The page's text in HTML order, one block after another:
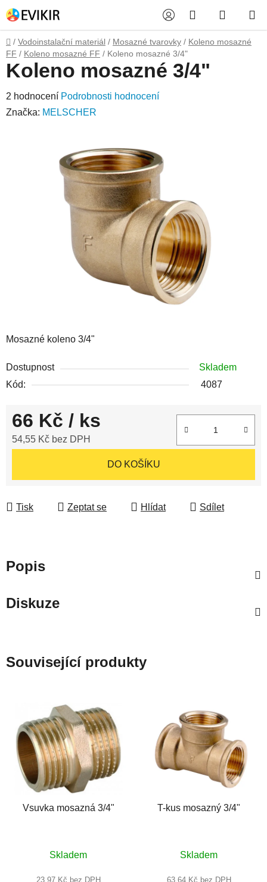
na
obsah
Hledat
KOŠÍK
Domů
/ Vodoinstalační materiál / Mosazné tvarovky / Koleno mosazné
FF / Koleno mosazné FF / Koleno mosazné 3/4"
Mosazné koleno 3/4"
Dostupnost
Skladem
Kód:
4087
66 Kč / ks
54,55 Kč bez DPH
DO KOŠÍKU
Tisk Zeptat se Hlídat Sdílet
Koleno mosazné 3/4"
Průměrné
hodnocení
2 hodnocení Podrobnosti hodnocení
Značka: MELSCHER
Popis
Diskuze
Související produkty
Vsuvka mosazná 3/4"
hodnocení
produktu
Skladem
23,97 Kč bez DPH
T-kus mosazný 3/4"
hodnocení
produktu
Skladem
63,64 Kč bez DPH